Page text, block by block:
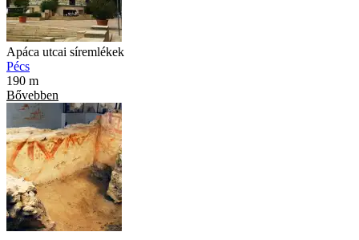
Apáca utcai síremlékek
Pécs
190 m
Bővebben